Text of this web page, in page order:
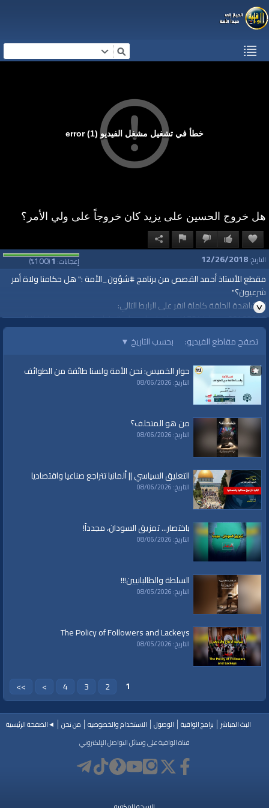
خطأ في تشغيل مشغل الفيديو (1) error
هل خروج الحسين على يزيد كان خروجاً على ولي الأمر؟
إعجابات:1
(
100
%) التاريخ:12/26/2018
مقطع للأستاذ أحمد القصص من برنامج #شؤون_الأمة :" هل حكامنا ولاة أمر
شرعيون؟"
لمشاهدة الحلقة كاملة انقر على الرابط التالي:
http://www.alwaqiyah.tv/index.php/video/1731/shoon06102018/
#الواقية
#قناة_الواقية
متفرقات
قنوات:
برامج الواقية
العلامات:قناة|الواقية
القصص|الكوفة|علي بن أبي طالب
تصفح مقاطع الفيديو: بحسب التاريخ ▼
حوار الخميس: نحن الأمة ولسنا طائفة من الطوائف
التاريخ: 08/06/2026
من هو المتخلف؟
التاريخ: 08/06/2026
التعليق السياسي || ألمانيا تتراجع صناعيا واقتصاديا
التاريخ: 08/06/2026
باختصار... تمزيق السودان، مجدداً!
التاريخ: 08/06/2026
السلطة والطالبانيين!!!
التاريخ: 08/05/2026
The Policy of Followers and Lackeys
التاريخ: 08/05/2026
1
2
3
4
>
>>
البث المباشر برامج الواقية الوصول الاستخدام والخصوصيه من نحن
◄الصفحة الرئيسية
قناة الواقية على وسائل التواصل الإلكتروني